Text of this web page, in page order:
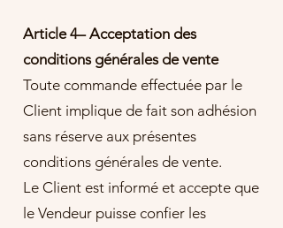
Article 4– Acceptation des
conditions générales de vente
Toute commande effectuée par le
Client implique de fait son adhésion
sans réserve aux présentes
conditions générales de vente.
Le Client est informé et accepte que
le Vendeur puisse confier les